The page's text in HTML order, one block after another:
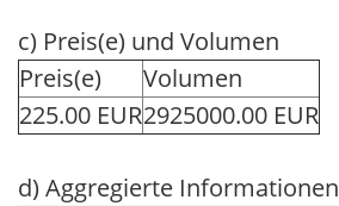
c) Preis(e) und Volumen
Preis(e)
Volumen
225.00 EUR2925000.00 EUR
d) Aggregierte Informationen